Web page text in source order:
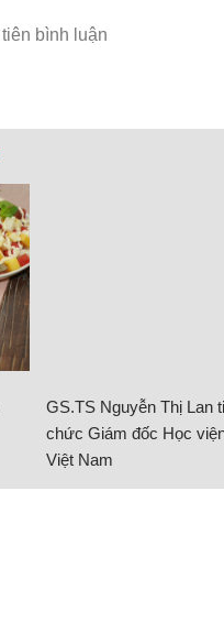
GS.TS Nguyễn Thị Lan
chức Giám đốc Học
Việt Nam